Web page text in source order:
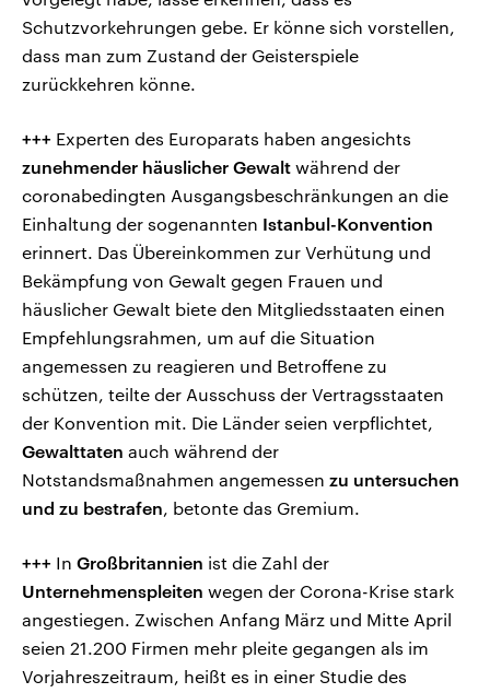
Schutzvorkehrungen gebe. Er könne sich vorstellen,
dass man zum Zustand der Geisterspiele
zurückkehren könne.
+++ Experten des Europarats haben angesichts
zunehmender häuslicher Gewalt während der
coronabedingten Ausgangsbeschränkungen an die
Einhaltung der sogenannten Istanbul-Konvention
erinnert. Das Übereinkommen zur Verhütung und
Bekämpfung von Gewalt gegen Frauen und
häuslicher Gewalt biete den Mitgliedsstaaten einen
Empfehlungsrahmen, um auf die Situation
angemessen zu reagieren und Betroffene zu
schützen, teilte der Ausschuss der Vertragsstaaten
der Konvention mit. Die Länder seien verpflichtet,
Gewalttaten auch während der
Notstandsmaßnahmen angemessen zu untersuchen
und zu bestrafen, betonte das Gremium.
+++ In Großbritannien ist die Zahl der
Unternehmenspleiten wegen der Corona-Krise stark
angestiegen. Zwischen Anfang März und Mitte April
seien 21.200 Firmen mehr pleite gegangen als im
Vorjahreszeitraum, heißt es in einer Studie des